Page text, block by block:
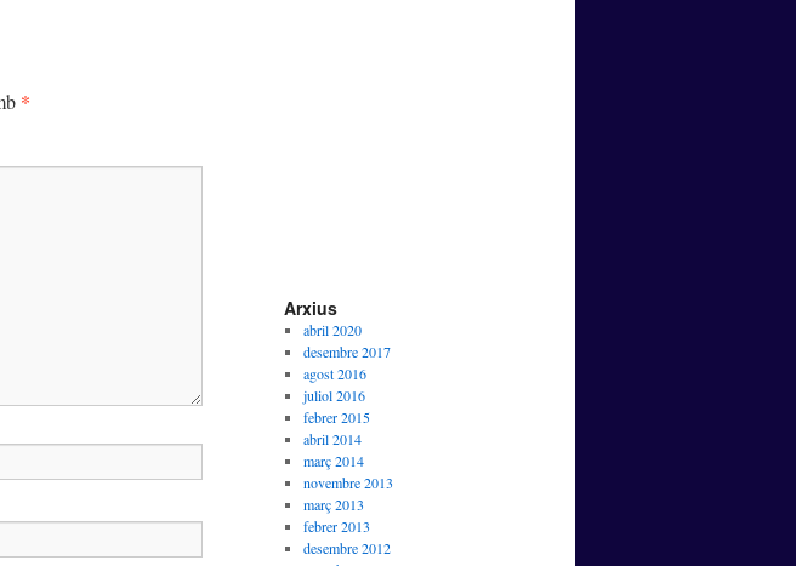
*
Arxius
abril 2020
desembre 2017
agost 2016
juliol 2016
febrer 2015
abril 2014
març 2014
novembre 2013
març 2013
febrer 2013
desembre 2012